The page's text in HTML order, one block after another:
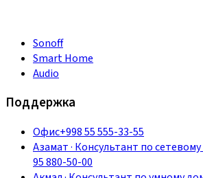
Sonoff
Smart Home
Audio
Поддержка
Офис+998 55 555-33-55
Азамат· Консультант по
95 880-50-00